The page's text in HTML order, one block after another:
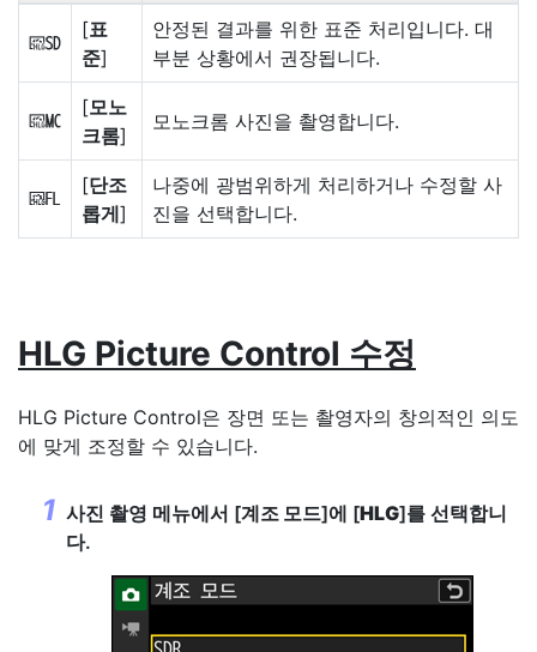
c
[표
준]
안정된 결과를 위한 표준 처리입니다. 대
부분 상황에서 권장됩니다.
d
[모노
크롬]
모노크롬 사진을 촬영합니다.
e
[단조
롭게]
나중에 광범위하게 처리하거나 수정할 사
진을 선택합니다.
HLG Picture Control 수정
HLG Picture Control은 장면 또는 촬영자의 창의적인 의도
에 맞게 조정할 수 있습니다.
사진 촬영 메뉴에서 [계조 모드]에 [HLG]를 선택합니
다.